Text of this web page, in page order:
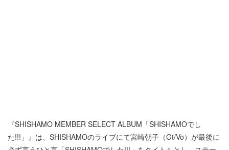
『SHISHAMO MEMBER SELECT ALBUM「SHISHAMOでし
た!!!」』は、SHISHAMOのライブにて宮崎朝子（Gt/Vo）が最後に